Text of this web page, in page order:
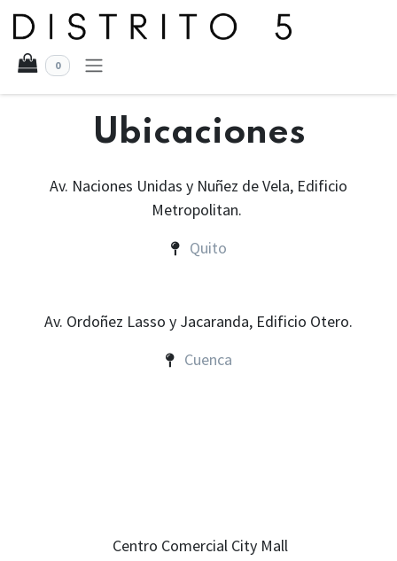
Ir al contenido
0
Ubicaciones
Av. Naciones Unidas y Nuñez de Vela, Edificio
Metropolitan.
Quito
Av. Ordoñez Lasso y Jacaranda, Edificio Otero.
Cuenca
Centro Comercial City Mall